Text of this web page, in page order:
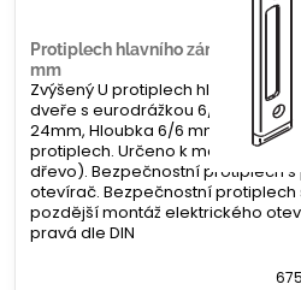
Protiplech hlavního zámku G-U
mm
Zvýšený U protiplech hlavního
dveře s eurodrážkou 6/8 x 4 mm.
24mm, Hloubka 6/6 mm.
protiplech. Určeno k montáži na
dřevo). Bezpečnostní protiplech
otevírač. Bezpečnostní protiplech
pozdější montáž elektrického
pravá dle DIN